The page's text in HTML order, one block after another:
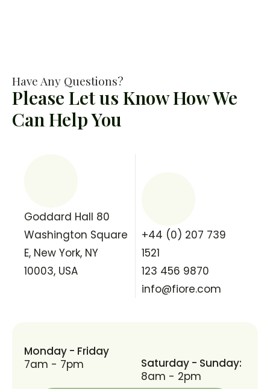
Have Any Questions?
Please Let us Know How We
Can Help You
Goddard Hall 80
Washington Square
E, New York, NY
10003, USA
+44 (0) 207 739
1521
123 456 9870
info@fiore.com
Monday - Friday
7am - 7pm
Saturday - Sunday:
8am - 2pm